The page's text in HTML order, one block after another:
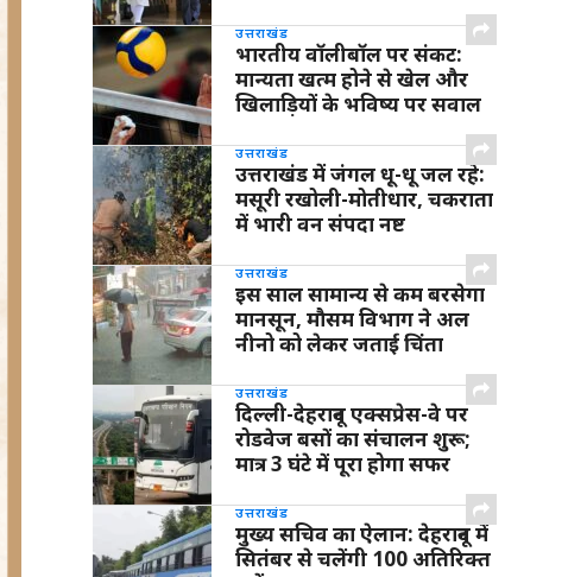
उत्तराखंड
भारतीय वॉलीबॉल पर संकट:
मान्यता खत्म होने से खेल और
खिलाड़ियों के भविष्य पर सवाल
उत्तराखंड
उत्तराखंड में जंगल धू-धू जल रहे:
मसूरी रखोली-मोतीधार, चकराता
में भारी वन संपदा नष्ट
उत्तराखंड
इस साल सामान्य से कम बरसेगा
मानसून, मौसम विभाग ने अल
नीनो को लेकर जताई चिंता
उत्तराखंड
दिल्ली-देहरादून एक्सप्रेस-वे पर
रोडवेज बसों का संचालन शुरू;
मात्र 3 घंटे में पूरा होगा सफर
उत्तराखंड
मुख्य सचिव का ऐलान: देहरादून में
सितंबर से चलेंगी 100 अतिरिक्त